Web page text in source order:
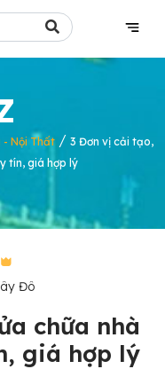
- Nội Thất / 3 Đơn vị cải tạo,
tín, giá hợp lý
Đô
chữa nhà
giá hợp lý